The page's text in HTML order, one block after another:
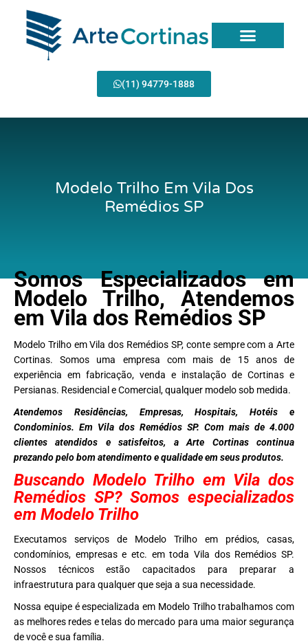
conteúdo
(11) 94779-1888
Modelo Trilho Em Vila Dos
Remédios SP
Somos Especializados em
Modelo Trilho, Atendemos
em Vila dos Remédios SP
Modelo Trilho em Vila dos Remédios SP, conte sempre com a Arte
Cortinas. Somos uma empresa com mais de 15 anos de
experiência em fabricação, venda e instalação de Cortinas e
Persianas. Residencial e Comercial, qualquer modelo sob medida.
Atendemos Residências, Empresas, Hospitais, Hotéis e
Condominios. Em Vila dos Remédios SP. Com mais de 4.000
clientes atendidos e satisfeitos, a Arte Cortinas continua
prezando pelo bom atendimento e qualidade em seus produtos.
Buscando Modelo Trilho em Vila dos
Remédios SP? Somos especializados
em Modelo Trilho
Executamos serviços de Modelo Trilho em prédios, casas,
condomínios, empresas e etc. em toda Vila dos Remédios SP.
Nossos técnicos estão capacitados para preparar a
infraestrutura para qualquer que seja a sua necessidade.
Nossa equipe é especializada em Modelo Trilho trabalhamos com
as melhores redes e telas do mercado para uma maior segurança
de você e sua família.